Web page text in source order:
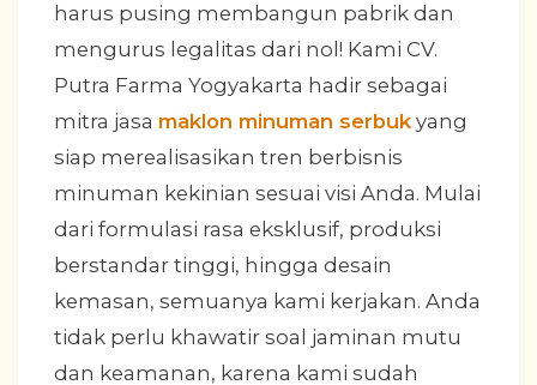
harus pusing membangun pabrik dan
mengurus legalitas dari nol! Kami CV.
Putra Farma Yogyakarta hadir sebagai
mitra jasa maklon minuman serbuk yang
siap merealisasikan tren berbisnis
minuman kekinian sesuai visi Anda. Mulai
dari formulasi rasa eksklusif, produksi
berstandar tinggi, hingga desain
kemasan, semuanya kami kerjakan. Anda
tidak perlu khawatir soal jaminan mutu
dan keamanan, karena kami sudah